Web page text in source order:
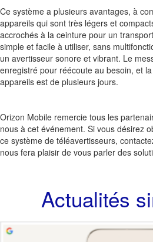
Ce système a plusieurs avantages, à
appareils qui sont très légers et
accrochés à la ceinture pour un
simple et facile à utiliser, sans
un avertisseur sonore et vibrant. Le
enregistré pour réécoute au besoin, et
appareils est de plusieurs jours.
Orizon Mobile remercie tous les
nous à cet événement. Si vous désirez
ce système de téléavertisseurs,
nous fera plaisir de vous parler des
Actualités